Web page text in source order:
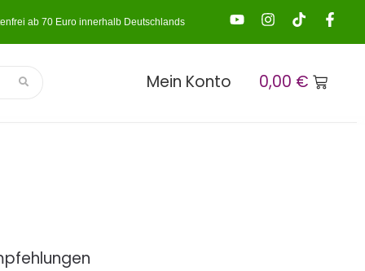
ab 70 Euro innerhalb Deutschlands
Mein Konto 0,00 €